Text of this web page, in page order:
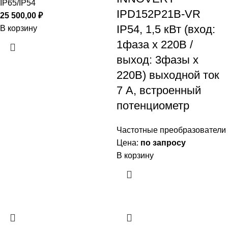
IP65/IP54
25 500,00 ₽
В корзину
IPD152P21B-VR
IP54, 1,5 кВт (вход:
1фаза x 220В /
выход: 3фазы х
220В) выходной ток
7 А, встроенный
потенциометр
Частотные преобразователи
Цена: по запросу
В корзину